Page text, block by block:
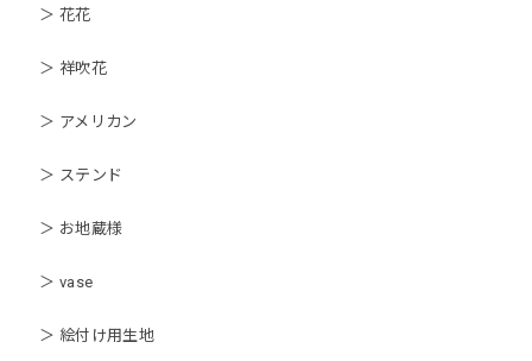
＞ 花花
＞ 祥吹花
＞ アメリカン
＞ ステンド
＞ お地蔵様
＞ vase
＞ 絵付け用生地